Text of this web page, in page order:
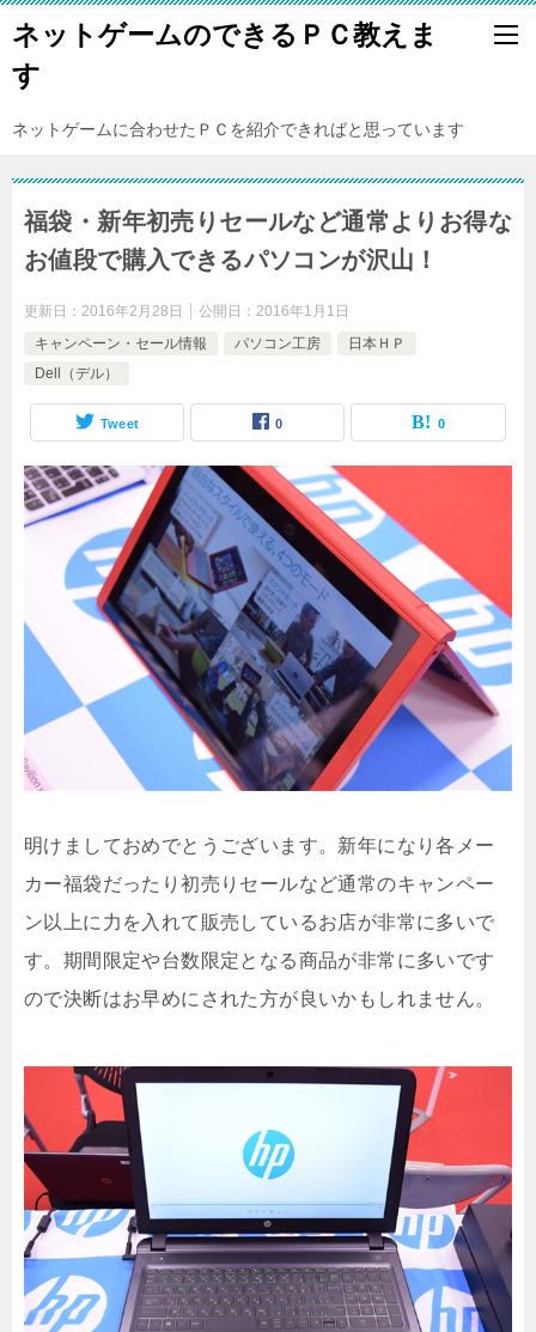
ネットゲームのできるＰＣ教えま
す
ネットゲームに合わせたＰＣを紹介できればと思っています
福袋・新年初売りセールなど通常よりお得な
お値段で購入できるパソコンが沢山！
更新日： 2016年2月28日 公開日： 2016年1月1日
キャンペーン・セール情報
パソコン工房
日本ＨＰ
Dell（デル）
Tweet 0 0
明けましておめでとうございます。新年になり各メー
カー福袋だったり初売りセールなど通常のキャンペー
ン以上に力を入れて販売しているお店が非常に多いで
す。期間限定や台数限定となる商品が非常に多いです
ので決断はお早めにされた方が良いかもしれません。